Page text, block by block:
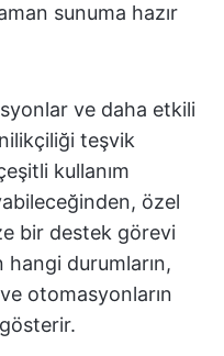
sunuma hazır
ve daha etkili
teşvik
kullanım
özel
bir destek görevi
durumların,
ve otomasyonların